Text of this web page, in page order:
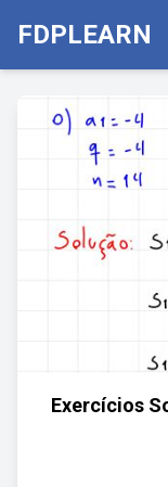
FDPLEARN
Exercícios